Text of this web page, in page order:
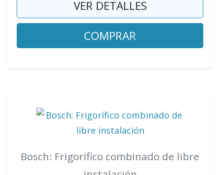
VER DETALLES
COMPRAR
Bosch: Frigorífico combinado de libre